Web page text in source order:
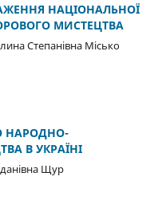
НАЦІОНАЛЬНОЇ
МИСТЕЦТВА
Степанівна Місько
НАРОДНО-
В УКРАЇНІ
Щур